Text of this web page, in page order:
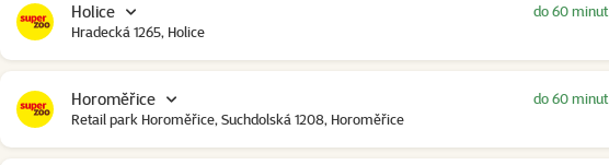
Holice
Hradecká 1265, Holice
do 60 minut
Horoměřice
Retail park Horoměřice, Suchdolská 1208, Horoměřice
do 60 minut